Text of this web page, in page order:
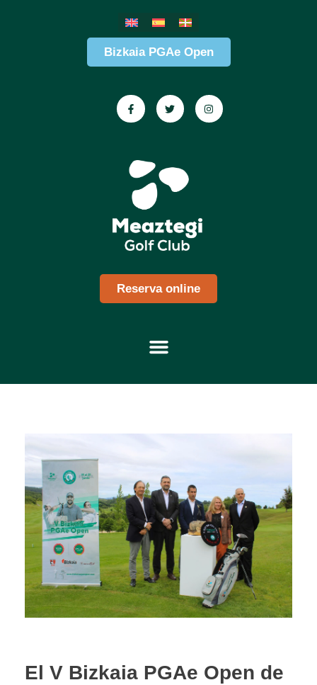
Bizkaia PGAe Open
Reserva online
El V Bizkaia PGAe Open de